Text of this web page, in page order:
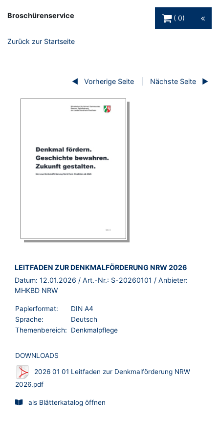
Broschürenservice
0
Zurück zur Startseite
Vorherige Seite Nächste Seite
BROSCHÜRE:
LEITFADEN ZUR DENKMALFÖRDERUNG NRW 2026
Datum: 12.01.2026 / Art.-Nr.: S-20260101 / Anbieter:
MHKBD NRW
Papierformat:
DIN A4
Sprache:
Deutsch
Themenbereich:
Denkmalpflege
DOWNLOADS
2026 01 01 Leitfaden zur Denkmalförderung NRW
2026.pdf
als Blätterkatalog öffnen